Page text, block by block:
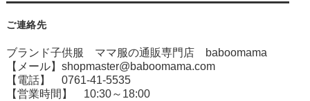
ご連絡先
ブランド子供服 ママ服の通販専門店 baboomama
【メール】shopmaster@baboomama.com
【電話】 0761-41-5535
【営業時間】 10:30～18:00